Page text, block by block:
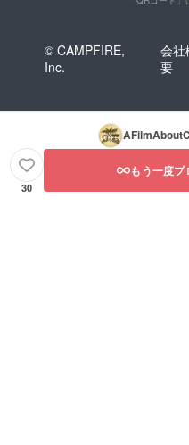
© CAMPFIRE,
Inc.
会社
要
30
もう一度